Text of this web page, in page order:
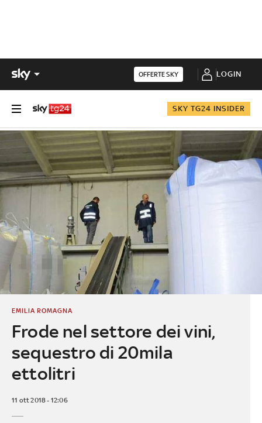
OFFERTE SKY LOGIN
SKY TG24 INSIDER
Frode nel settore dei vini,
sequestro di 20mila
ettolitri
EMILIA ROMAGNA
11 ott 2018 - 12:06